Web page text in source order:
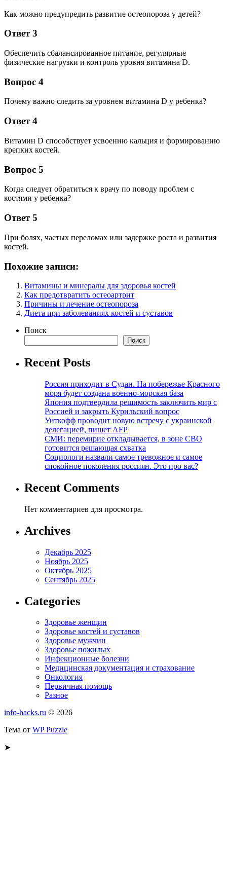
Как можно предупредить развитие остеопороза у детей?
Ответ 3
Обеспечить сбалансированное питание, регулярные
физические нагрузки и контроль уровня витамина D.
Вопрос 4
Почему важно следить за уровнем витамина D у ребенка?
Ответ 4
Витамин D способствует усвоению кальция и формированию
крепких костей.
Вопрос 5
Когда следует обратиться к врачу по поводу проблем с
костями у ребенка?
Ответ 5
При болях, частых переломах или задержке роста и развития
костей.
Похожие записи:
Витамины и минералы для здоровья костей
Как предотвратить остеоартрит
Причины и лечение остеопороза
Диета при заболеваниях костей и суставов
Поиск
Поиск
Recent Posts
Россия приходит в Судан. На побережье Красного
моря будет создана военно-морская база
Япония подтвердила решимость заключить мир с
Россией и закрыть Курильский вопрос
Уиткофф проводит новую встречу с украинской
делегацией, пишет AFP
СМИ: перемирие откладывается, в зоне СВО
готовится решающая схватка
Социологи назвали самое тревожное и самое
спокойное поколения россиян. Это про вас?
Recent Comments
Нет комментариев для просмотра.
Archives
Декабрь 2025
Ноябрь 2025
Октябрь 2025
Сентябрь 2025
Categories
Здоровье женщин
Здоровье костей и суставов
Здоровье мужчин
Здоровье пожилых
Инфекционные болезни
Медицинская документация и страхование
Онкология
Первичная помощь
Разное
info-hacks.ru © 2026
Тема от WP Puzzle
➤